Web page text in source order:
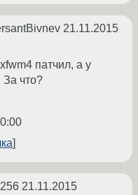
21.11.2015
патчил, а у
За что?
21.11.2015